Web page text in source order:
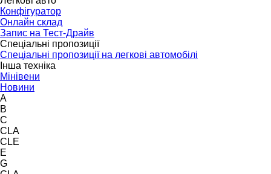
Конфігуратор
Онлайн склад
Запис на Тест-Драйв
Спеціальні пропозиції
Спеціальні пропозиції на легкові автомобілі
Інша техніка
Мінівени
Новини
A
B
C
CLA
CLE
E
G